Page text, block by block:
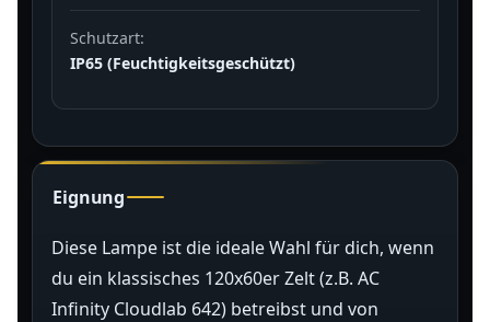
Schutzart:
IP65 (Feuchtigkeitsgeschützt)
Eignung
Diese Lampe ist die ideale Wahl für dich, wenn
du ein klassisches 120x60er Zelt (z.B. AC
Infinity Cloudlab 642) betreibst und von